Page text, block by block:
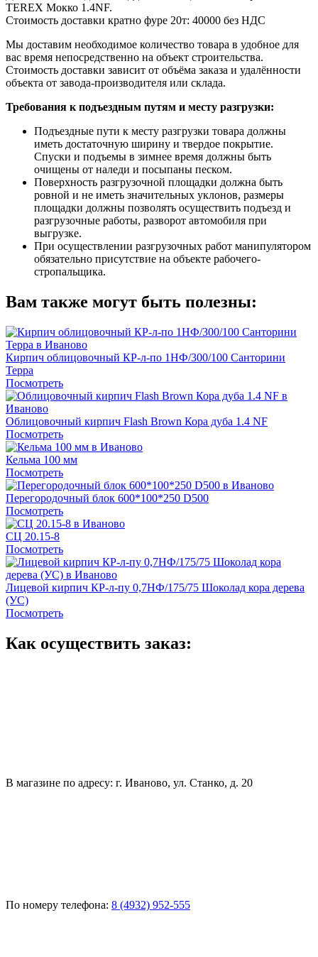
TEREX Мокко 1.4NF.
Стоимость доставки кратно фуре 20т: 40000 без НДС
Мы доставим необходимое количество товара в удобное для
вас время непосредственно на объект строительства.
Стоимость доставки зависит от объёма заказа и удалённости
объекта от завода-производителя или склада.
Требования к подъездным путям и месту разгрузки:
Подъездные пути к месту разгрузки товара должны
иметь достаточную ширину и твердое покрытие.
Спуски и подъемы в зимнее время должны быть
очищены от наледи и посыпаны песком.
Поверхность разгрузочной площадки должна быть
ровной и не иметь значительных уклонов, размеры
площадки должны позволять осуществить подъезд и
разгрузочные работы, разворот автомобиля при
выгрузке.
При осуществлении разгрузочных работ манипулятором
обязательно присутствие на объекте рабочего-
стропальщика.
Вам также могут быть полезны:
Кирпич облицовочный КР-л-по 1НФ/300/100 Санторини
Терра
Посмотреть
Облицовочный кирпич Flash Brown Кора дуба 1.4 NF
Посмотреть
Кельма 100 мм
Посмотреть
Перегородочный блок 600*100*250 D500
Посмотреть
СЦ 20.15-8
Посмотреть
Лицевой кирпич КР-л-пу 0,7НФ/175/75 Шоколад кора дерева
(УС)
Посмотреть
Как осуществить заказ:
В магазине по адресу: г. Иваново, ул. Станко, д. 20
По номеру телефона: 8 (4932) 952-555